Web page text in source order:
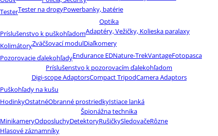
TesterTester na drogyPowerbanky, batérie
Optika
Príslušenstvo k puškohľadomAdaptéry, Vežičky, Kolieska paralaxy
KolimátoryZväčšovací modulDiaľkomery
Pozorovacie ďalekohľadyEndurance EDNature-TrekVantageFotopasca
Príslušenstvo k pozorovacím ďalekohľadom
Digi-scope AdaptorsCompact TripodCamera Adaptors
Puškohľady na kušu
HodinkyOstatnéObranné prostriedkyIstiace lanká
Špionážna technika
MinikameryOdposluchyDetektoryRušičkySledovačeRôzne
Hlasové záznamníky